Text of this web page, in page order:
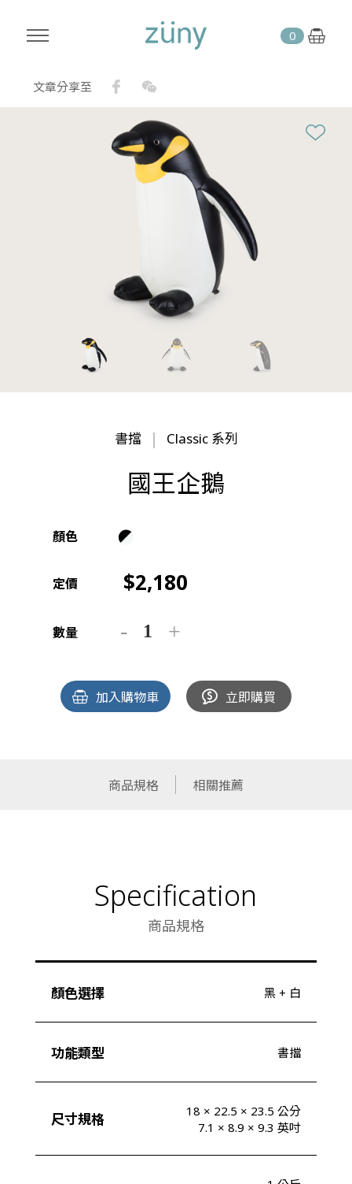
0
文章分享至 Facebook
書擋 Classic 系列
國王企鵝
顏色
定價 2,180
數量
加入購物車 立即購買
商品規格 相關推薦
Specification
商品規格
顏色選擇 黑 + 白
功能類型 書擋
尺寸規格
18 × 22.5 × 23.5 公分
7.1 × 8.9 × 9.3 英吋